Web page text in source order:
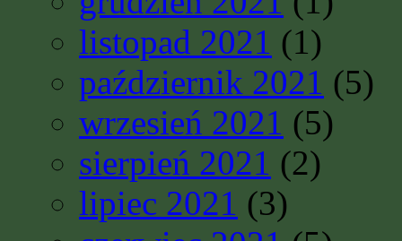
listopad 2021 (1)
październik 2021 (5)
wrzesień 2021 (5)
sierpień 2021 (2)
lipiec 2021 (3)